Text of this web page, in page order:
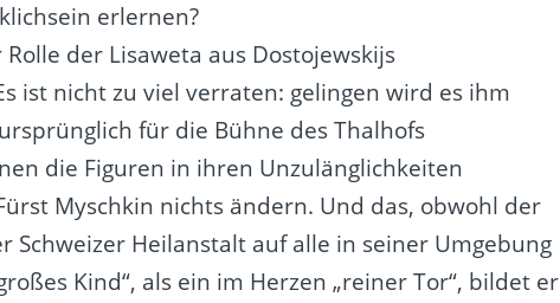
erlernen?
der Lisaweta aus Dostojewskijs
ist nicht zu viel verraten: gelingen wird es ihm
für die Bühne des Thalhofs
die Figuren in ihren Unzulänglichkeiten
Myschkin nichts ändern. Und das, obwohl der
Schweizer Heilanstalt auf alle in seiner Umgebung
Kind“, als ein im Herzen „reiner Tor“, bildet er